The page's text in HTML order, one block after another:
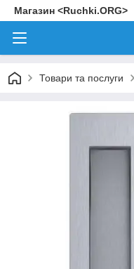
Магазин <Ruchki.ORG>
Товари та послуги